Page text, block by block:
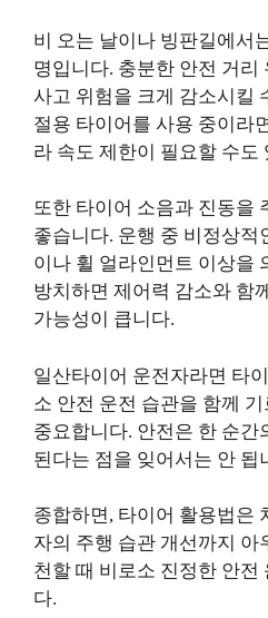
비 오는 날이나 빙판길에서
명입니다. 충분한 안전 거리
사고 위험을 크게 감소시킬
절용 타이어를 사용 중이라
라 속도 제한이 필요할 수도
또한 타이어 소음과 진동을
좋습니다. 운행 중 비정상적
이나 휠 얼라인먼트 이상을
방치하면 제어력 감소와 함
가능성이 큽니다.
일산타이어 운전자라면 타
소 안전 운전 습관을 함께
중요합니다. 안전은 한 순
된다는 점을 잊어서는 안 됩
종합하면, 타이어 활용법은
자의 주행 습관 개선까지 아
천할 때 비로소 진정한 안전
다.